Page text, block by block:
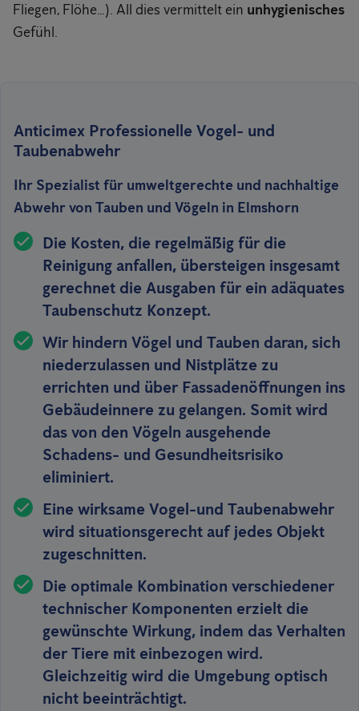
Fliegen, Flöhe…). All dies vermittelt ein unhygienisches
Gefühl.
Anticimex Professionelle Vogel- und
Taubenabwehr
Ihr Spezialist für umweltgerechte und nachhaltige
Abwehr von Tauben und Vögeln in Elmshorn
Die Kosten, die regelmäßig für die
Reinigung anfallen, übersteigen insgesamt
gerechnet die Ausgaben für ein adäquates
Taubenschutz Konzept.
Wir hindern Vögel und Tauben daran, sich
niederzulassen und Nistplätze zu
errichten und über Fassadenöffnungen ins
Gebäudeinnere zu gelangen. Somit wird
das von den Vögeln ausgehende
Schadens- und Gesundheitsrisiko
eliminiert.
Eine wirksame Vogel-und Taubenabwehr
wird situationsgerecht auf jedes Objekt
zugeschnitten.
Die optimale Kombination verschiedener
technischer Komponenten erzielt die
gewünschte Wirkung, indem das Verhalten
der Tiere mit einbezogen wird.
Gleichzeitig wird die Umgebung optisch
nicht beeinträchtigt.